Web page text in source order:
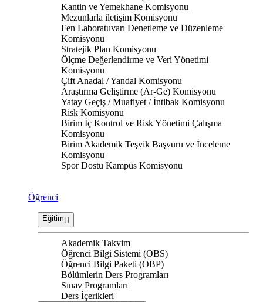
Kantin ve Yemekhane Komisyonu
Mezunlarla iletişim Komisyonu
Fen Laboratuvarı Denetleme ve Düzenleme
Komisyonu
Stratejik Plan Komisyonu
Ölçme Değerlendirme ve Veri Yönetimi
Komisyonu
Çift Anadal / Yandal Komisyonu
Araştırma Geliştirme (Ar-Ge) Komisyonu
Yatay Geçiş / Muafiyet / İntibak Komisyonu
Risk Komisyonu
Birim İç Kontrol ve Risk Yönetimi Çalışma
Komisyonu
Birim Akademik Teşvik Başvuru ve İnceleme
Komisyonu
Spor Dostu Kampüs Komisyonu
Öğrenci
Eğitim
Akademik Takvim
Öğrenci Bilgi Sistemi (OBS)
Öğrenci Bilgi Paketi (OBP)
Bölümlerin Ders Programları
Sınav Programları
Ders İçerikleri